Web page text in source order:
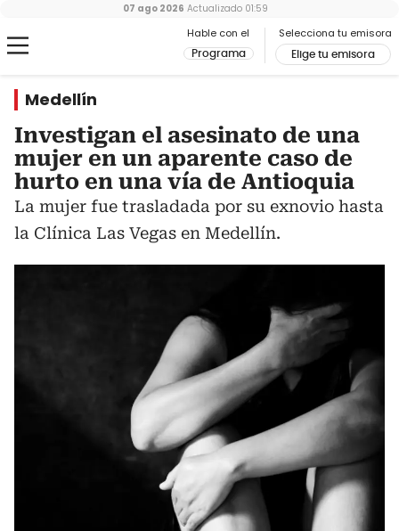
Hable con el
Programa
Selecciona tu emisora
Elige tu emisora
07 ago 2026 Actualizado 01:59
Medellín
Investigan el asesinato de una
mujer en un aparente caso de
hurto en una vía de Antioquia
La mujer fue trasladada por su exnovio hasta
la Clínica Las Vegas en Medellín.